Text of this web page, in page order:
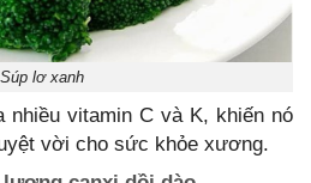
Súp lơ xanh
nhiều vitamin C và K, khiến nó
vời cho sức khỏe xương.